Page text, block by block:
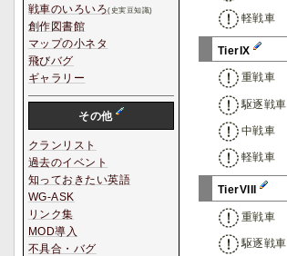
軽戦車
TierIX
重戦車
駆逐戦車
中戦車
軽戦車
TierVIII
重戦車
駆逐戦車
戦車のいろいろ(史実豆知識)
創作図書館
マップの小ネタ
飛びバグ
ギャラリー
その他
クランリスト
過去のイベント
知っておきたい英語
WG-ASK
リンク集
MOD導入
不具合・バグ